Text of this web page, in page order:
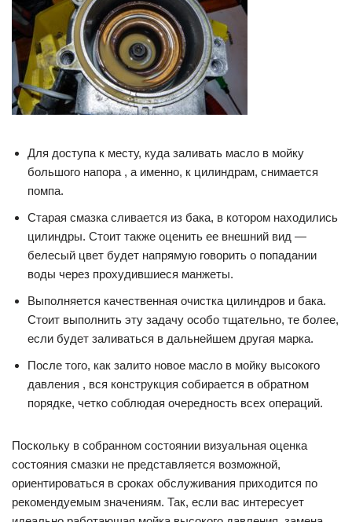
Для доступа к месту, куда заливать масло в мойку
большого напора , а именно, к цилиндрам, снимается
помпа.
Старая смазка сливается из бака, в котором находились
цилиндры. Стоит также оценить ее внешний вид —
белесый цвет будет напрямую говорить о попадании
воды через прохудившиеся манжеты.
Выполняется качественная очистка цилиндров и бака.
Стоит выполнить эту задачу особо тщательно, те более,
если будет заливаться в дальнейшем другая марка.
После того, как залито новое масло в мойку высокого
давления , вся конструкция собирается в обратном
порядке, четко соблюдая очередность всех операций.
Поскольку в собранном состоянии визуальная оценка
состояния смазки не представляется возможной,
ориентироваться в сроках обслуживания приходится по
рекомендуемым значениям. Так, если вас интересует